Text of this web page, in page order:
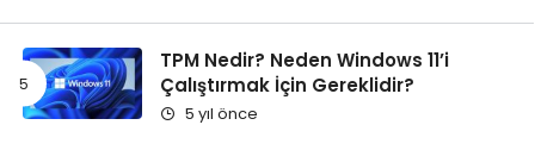
TPM Nedir? Neden Windows 11’i
Çalıştırmak İçin Gereklidir?
5 yıl önce